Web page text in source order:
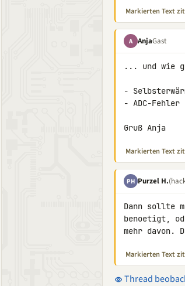
Markierten Text
A AnjaGast
... und wie
-
- ADC-
Gruß Anja
Markierten Text
PH Purzel H.
Dann sollte
benoetigt,
mehr davon.
Markierten Text
Thread